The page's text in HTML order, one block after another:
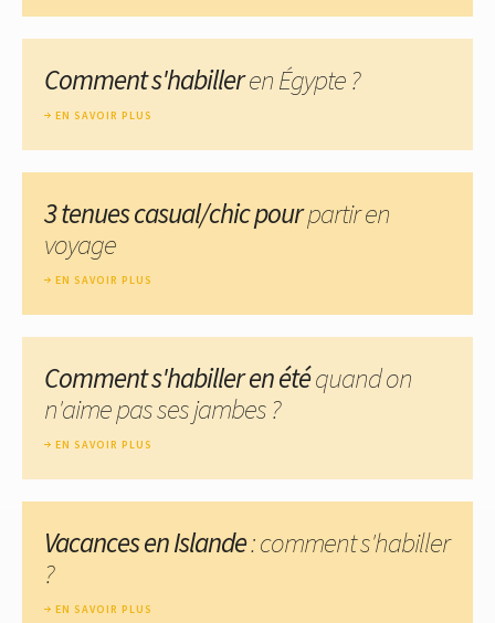
Comment s'habilleren Égypte ?
EN SAVOIR PLUS
3 tenues casual/chic pourpartir en
voyage
EN SAVOIR PLUS
Comment s'habiller en étéquand on
n'aime pas ses jambes ?
EN SAVOIR PLUS
Vacances en Islande: comment s'habiller
?
EN SAVOIR PLUS